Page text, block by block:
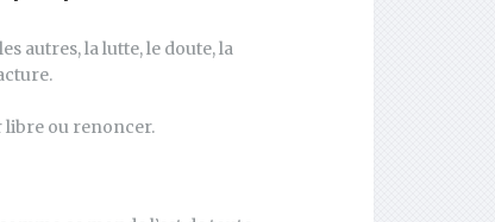
autres, la lutte, le doute, la
libre ou renoncer.